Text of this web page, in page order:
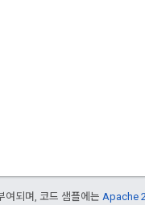
여되며, 코드 샘플에는 Apache